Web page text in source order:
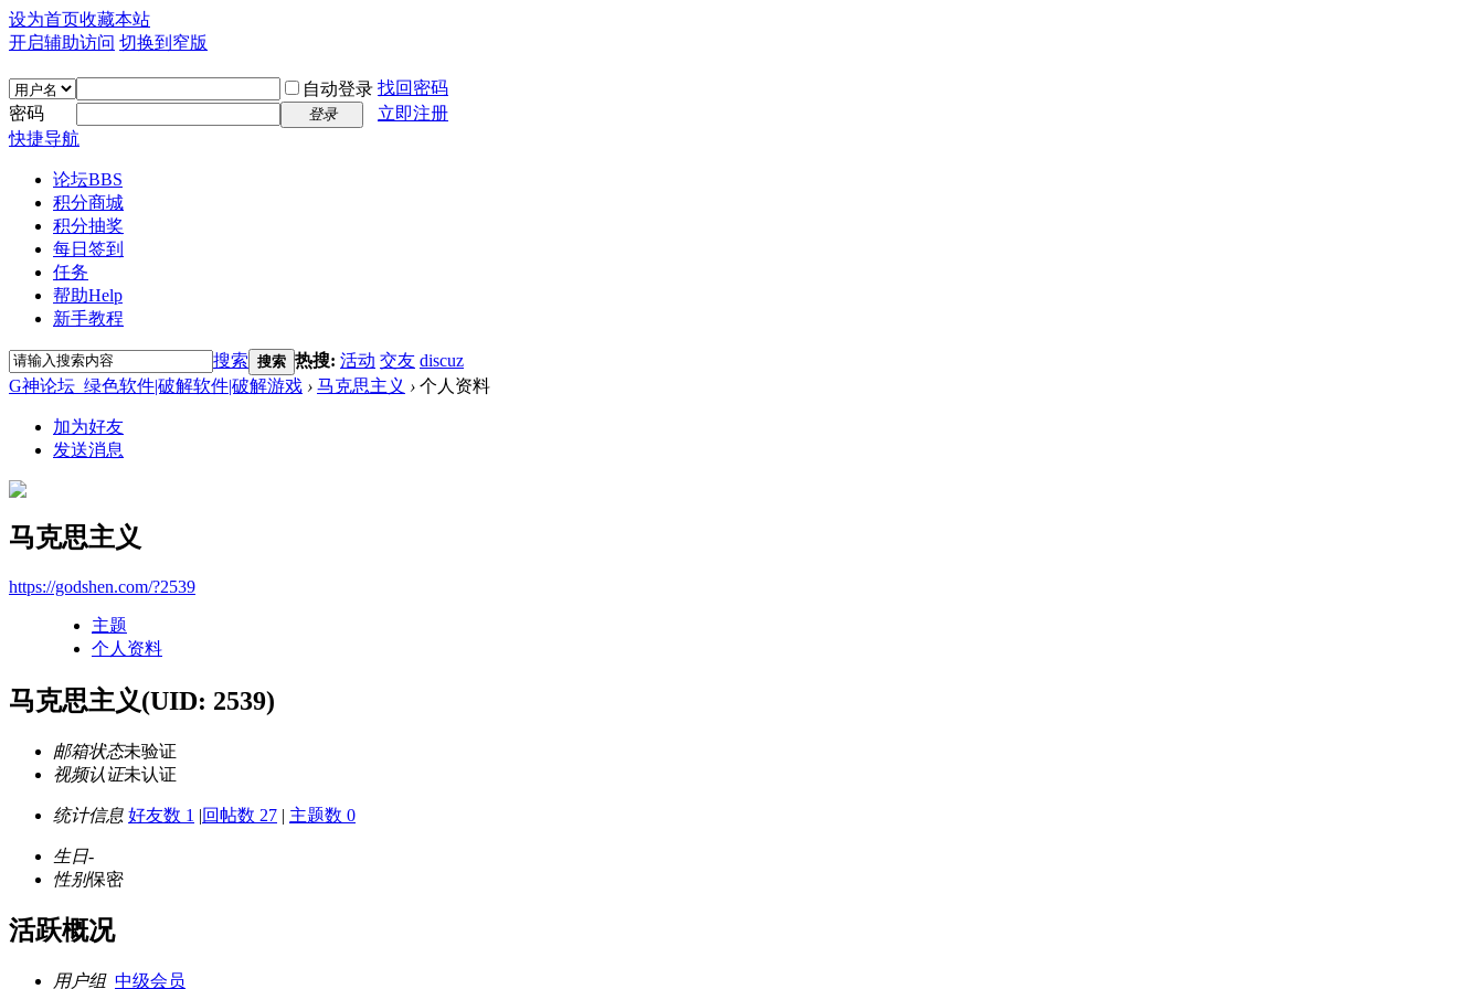
设为首页收藏本站
开启辅助访问 切换到窄版
自动登录 找回密码
密码
登录
立即注册
快捷导航
论坛BBS
积分商城
积分抽奖
每日签到
任务
帮助Help
新手教程
搜索 搜索 热搜: 活动 交友 discuz
G神论坛_绿色软件|破解软件|破解游戏 › 马克思主义 › 个人资料
加为好友
发送消息
马克思主义
https://godshen.com/?2539
主题
个人资料
马克思主义(UID: 2539)
邮箱状态未验证
视频认证未认证
统计信息 好友数 1 |回帖数 27 | 主题数 0
生日-
性别保密
活跃概况
用户组 中级会员